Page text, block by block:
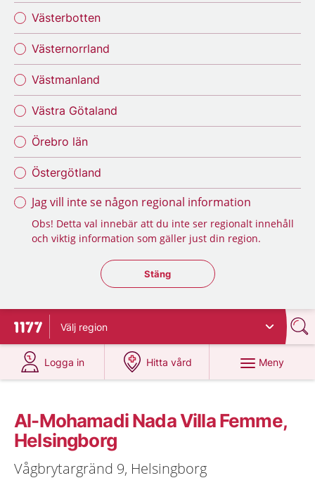
Västerbotten
Västernorrland
Västmanland
Västra Götaland
Örebro län
Östergötland
Jag vill inte se någon regional information
Obs! Detta val innebär att du inte ser regionalt innehåll
och viktig information som gäller just din region.
Stäng regionsväljaren
Stäng
Till startsidan för 1177
Välj region
Logga in
på 1177.se
Hitta vård
på 1177.se
Meny
Al-Mohamadi Nada Villa Femme,
Helsingborg
Vågbrytargränd 9, Helsingborg